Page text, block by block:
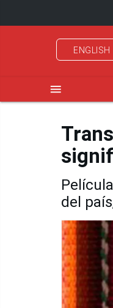
ENGLISH
menu
del